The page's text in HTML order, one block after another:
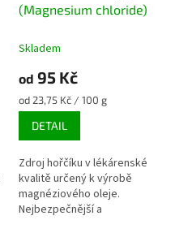
(Magnesium chloride)
Skladem
od 95 Kč
Měrná
cena:
od 23,75 Kč / 100 g
DETAIL
Zdroj hořčíku v lékárenské
kvalitě určený k výrobě
magnéziového oleje.
Nejbezpečnější a